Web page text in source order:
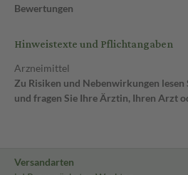
Bewertungen
Hinweistexte und Pflichtangaben
Arzneimittel
Zu Risiken und Nebenwirkungen lesen
und fragen Sie Ihre Ärztin, Ihren Arzt
Versandarten